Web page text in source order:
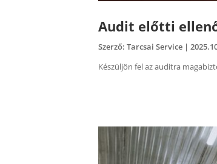
Audit előtti
Szerző: Tarcsai Service |
Készüljön fel az auditra